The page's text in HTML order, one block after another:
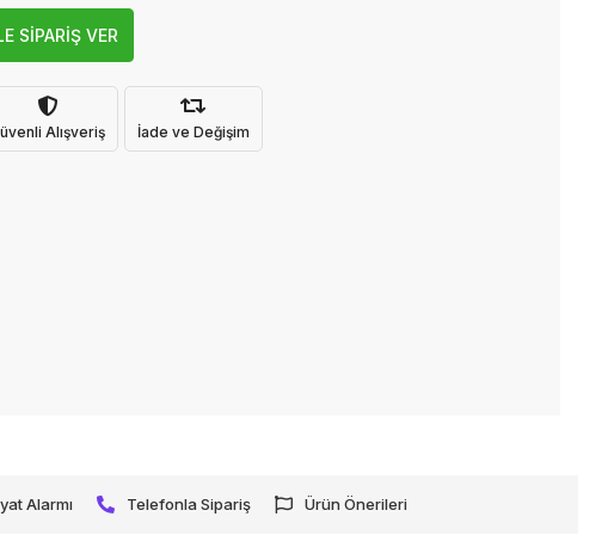
SİPARİŞ VER
Alışveriş İade ve Değişim
Alarmı Telefonla Sipariş Ürün Önerileri